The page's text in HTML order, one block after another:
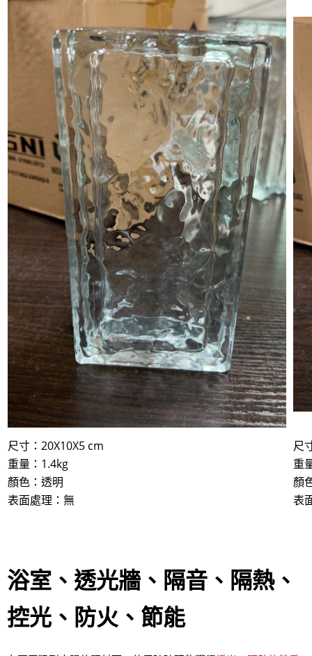
尺寸：20X10X5 cm
​重量：1.4kg
顏色：透明
表面處理：無
尺
重
顏
表
浴室、透光牆、隔音、隔熱、
控光、防火、節能